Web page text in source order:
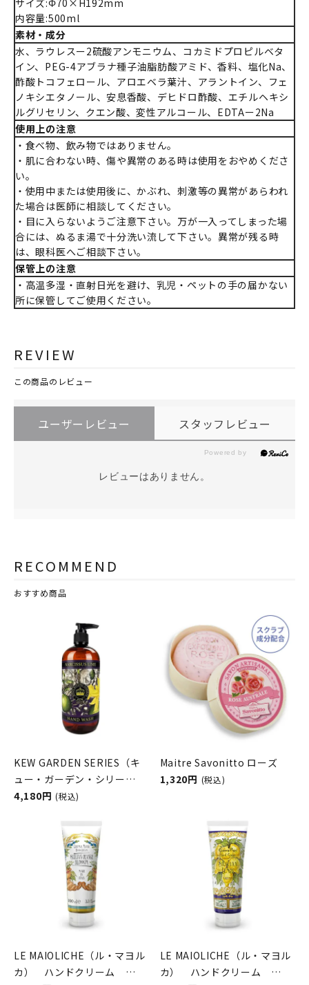
内容量:500ml
素材・成分
水、ラウレスー2硫酸アンモニウム、コカミドプロピルベタ
イン、PEG-4アブラナ種子油脂肪酸アミド、香料、塩化Na、
酢酸トコフェロール、アロエベラ葉汁、アラントイン、フェ
ノキシエタノール、安息香酸、デヒドロ酢酸、エチルヘキシ
ルグリセリン、クエン酸、変性アルコール、EDTAー2Na
使用上の注意
・食べ物、飲み物ではありません。
・肌に合わない時、傷や異常のある時は使用をおやめくださ
い。
・使用中または使用後に、かぶれ、刺激等の異常があらわれ
た場合は医師に相談してください。
・目に入らないようご注意下さい。万が一入ってしまった場
合には、ぬるま湯で十分洗い流して下さい。異常が残る時
は、眼科医へご相談下さい。
保管上の注意
・高温多湿・直射日光を避け、乳児・ペットの手の届かない
所に保管してご使用ください。
REVIEW
この商品のレビュー
ユーザーレビュー スタッフレビュー
レビューはありません。
RECOMMEND
おすすめ商品
KEW GARDEN SERIES（キ
ュー・ガーデン・シリー
ズ） ラグジュアリーハンド
LIME （ナルシサスライ
ム） THE ENGLISH SOAP
COMPANY （ザ イングリッシ
ュソープカンパニー）
4,180円 (税込)
Maitre Savonitto ローズ
1,320円 (税込)
LE MAIOLICHE（ル・マヨル
カ） ハンドクリーム
LE MAIOLICHE（ル・マヨル
カ） ハンドクリーム